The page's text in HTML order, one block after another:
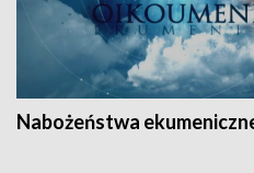
Nabożeństwa